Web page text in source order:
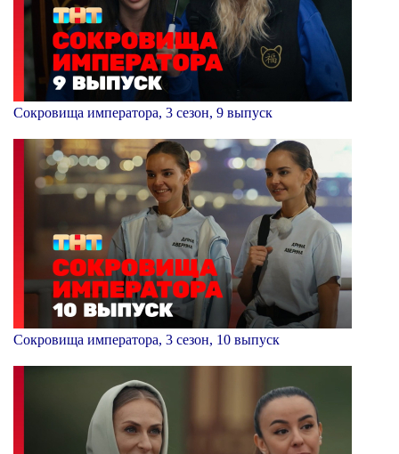
Сокровища императора, 3 сезон, 9 выпуск
Сокровища императора, 3 сезон, 10 выпуск